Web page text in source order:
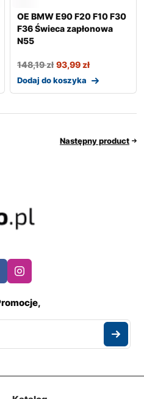
OE BMW E90 F20 F10 F30
F36 Świeca zapłonowa
N55
148,19zł 93,99zł
Dodaj do koszyka
Następny product